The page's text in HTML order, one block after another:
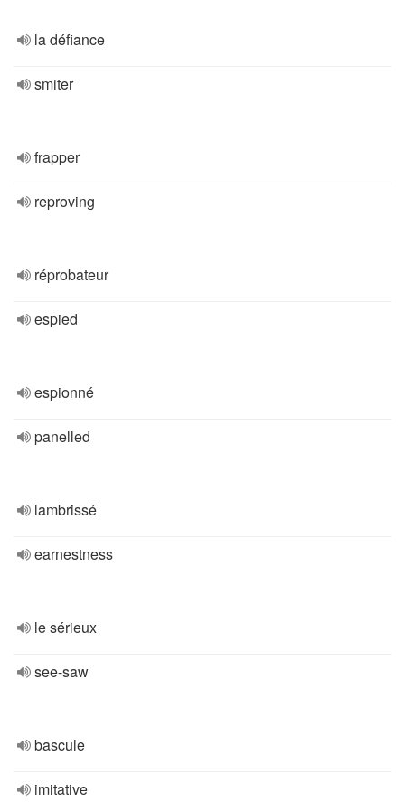
la défiance
smiter
frapper
reproving
réprobateur
espied
espionné
panelled
lambrissé
earnestness
le sérieux
see-saw
bascule
imitative